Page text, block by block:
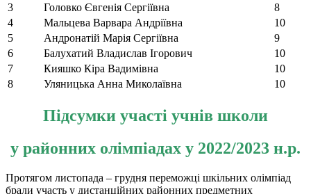
3
Головко Євгенія Сергіївна
8
4
Мальцева Варвара Андріївна
10
5
Андронатій Марія Сергіївна
9
6
Балухатий Владислав Ігорович
10
7
Кияшко Кіра Вадимівна
10
8
Уляницька Анна Миколаївна 10
Підсумки участі учнів школи
у районних олімпіадах у 2022/2023 н.р.
Протягом листопада – грудня переможці шкільних олімпіад
брали участь у дистанційних районних предметних